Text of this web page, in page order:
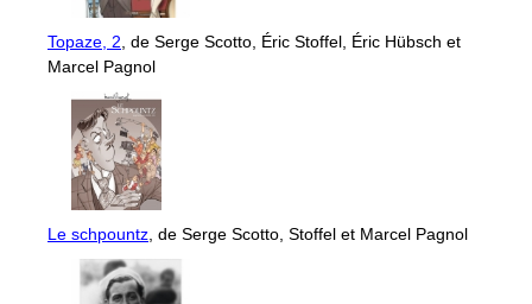
Topaze, 2, de Serge Scotto, Éric Stoffel, Éric Hübsch et
Marcel Pagnol
Le schpountz, de Serge Scotto, Stoffel et Marcel Pagnol